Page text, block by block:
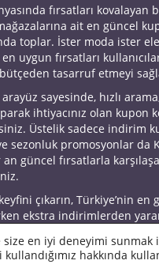
fırsatları kovalayan
ait en güncel
toplar. İster moda ister
uygun fırsatları
tasarruf etmeyi
sayesinde, hızlı
ihtiyacınız olan kupon
Üstelik sadece indirim
sezonluk promosyonlar da
güncel fırsatlarla
çıkarın, Türkiye’nin en
ekstra indirimlerden
en iyi deneyimi sunmak
hakkında